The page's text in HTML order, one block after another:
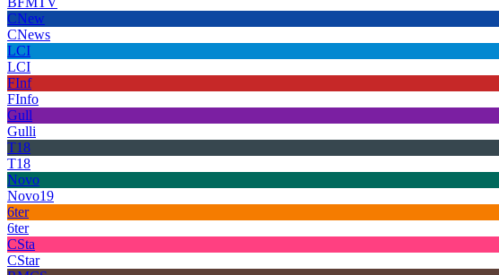
CNew
CNews
LCI
LCI
FInf
FInfo
Gull
Gulli
T18
T18
Novo
Novo19
6ter
6ter
CSta
CStar